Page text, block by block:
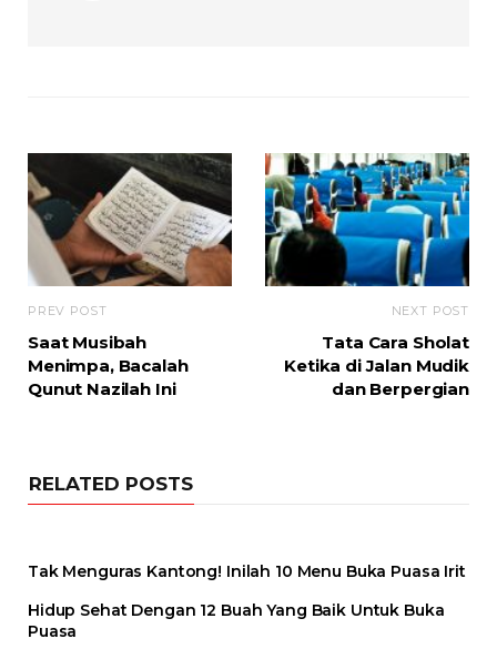
PREV POST
Saat Musibah
Menimpa, Bacalah
Qunut Nazilah Ini
NEXT POST
Tata Cara Sholat
Ketika di Jalan Mudik
dan Berpergian
RELATED POSTS
Tak Menguras Kantong! Inilah 10 Menu Buka Puasa Irit
Hidup Sehat Dengan 12 Buah Yang Baik Untuk Buka
Puasa